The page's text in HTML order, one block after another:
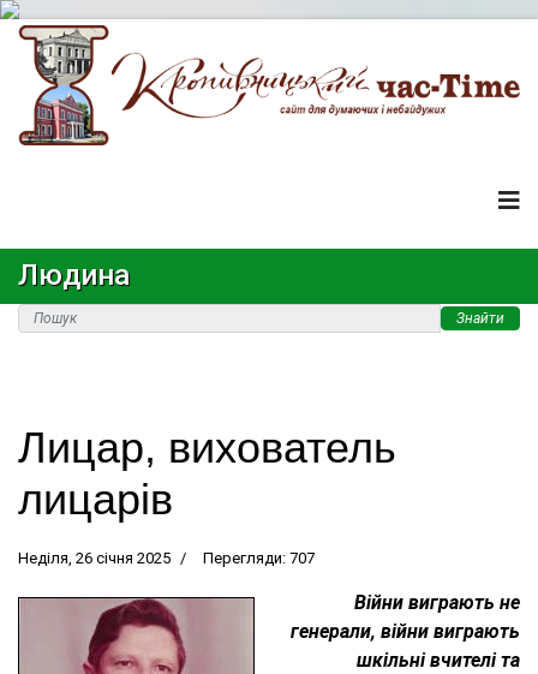
Людина
Знайти
Лицар, вихователь
лицарів
Неділя, 26 січня 2025 Перегляди: 707
Війни виграють не
генерали, війни виграють
шкільні вчителі та